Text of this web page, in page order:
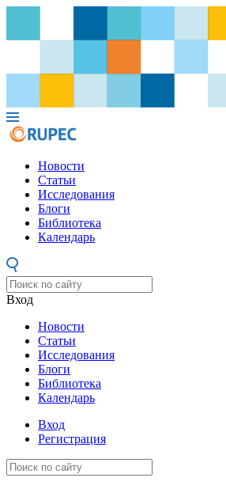
Новости
Статьи
Исследования
Блоги
Библиотека
Календарь
Вход
Новости
Статьи
Исследования
Блоги
Библиотека
Календарь
Вход
Регистрация